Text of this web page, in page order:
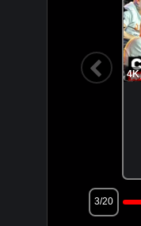
4K
3/20